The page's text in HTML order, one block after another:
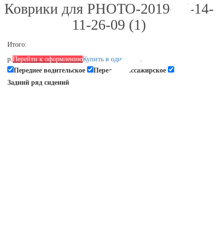
Коврики для PHOTO-2019-05-14-
11-26-09 (1)
Итого:
р.Перейти к оформлениюКупить в один клик
Переднее водительское
Переднее пассажирское
Задний ряд сидений